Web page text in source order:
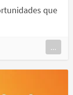
que
...